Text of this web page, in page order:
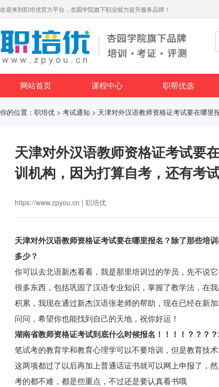
欢迎来到职培优官方平台，杏园学院旗下职业能力提升服务品牌！
网站首页 课程中心 职帮优选
你的位置： 职培优 > 考试通知 > 天津对外汉语教师资格证考试要在哪里
天津对外汉语教师资格证考试要
训机构，因为打算自考，还有考
https://www.zpyou.cn | 职培优
天津对外汉语教师资格证考试要在哪里报名？除了那些培
多少？
你可以去北语新杰看看，我是那里培训过的学员，先不说
很多东西，包括巩固了汉语专业知识，掌握了教学法，在
积累，我现在通过新杰汉语张老师的帮助，现在已经在新
问问，希望你也能找到自己的天地，祝你好运！
湖南省教师资格证考试到底什么时候报名！！！！？？？
笔试考的教育学和教育心理学可以不要培训，但是教育技
这两项都过了以后再加上普通话证书就可以网上申报了，
考的都不难，都是些重点，不过还是要认真看书哦